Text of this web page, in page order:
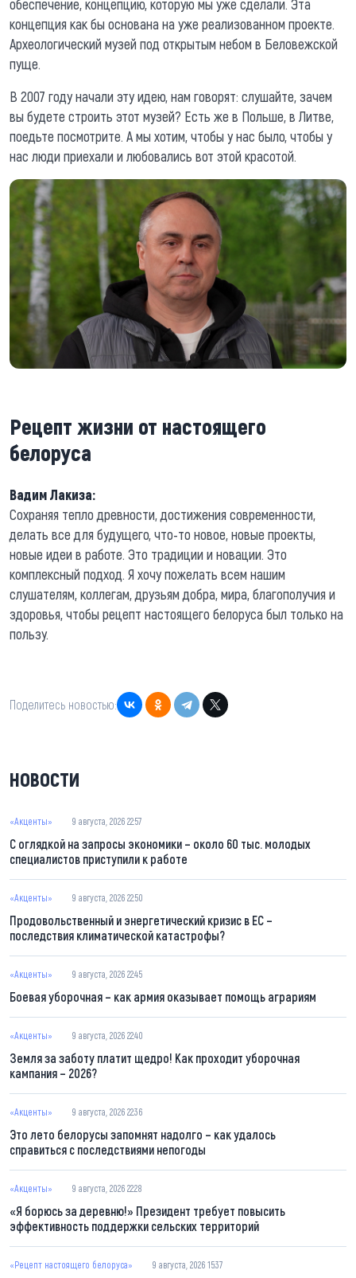
обеспечение, концепцию, которую мы уже сделали. Эта
концепция как бы основана на уже реализованном проекте.
Археологический музей под открытым небом в Беловежской
пуще.
В 2007 году начали эту идею, нам говорят: слушайте, зачем
вы будете строить этот музей? Есть же в Польше, в Литве,
поедьте посмотрите. А мы хотим, чтобы у нас было, чтобы у
нас люди приехали и любовались вот этой красотой.
Рецепт жизни от настоящего
белоруса
Вадим Лакиза:
Сохраняя тепло древности, достижения современности,
делать все для будущего, что-то новое, новые проекты,
новые идеи в работе. Это традиции и новации. Это
комплексный подход. Я хочу пожелать всем нашим
слушателям, коллегам, друзьям добра, мира, благополучия и
здоровья, чтобы рецепт настоящего белоруса был только на
пользу.
Поделитесь новостью:
НОВОСТИ
«Акценты» 9 августа, 2026 22:57
С оглядкой на запросы экономики – около 60 тыс. молодых
специалистов приступили к работе
«Акценты» 9 августа, 2026 22:50
Продовольственный и энергетический кризис в ЕС –
последствия климатической катастрофы?
«Акценты» 9 августа, 2026 22:45
Боевая уборочная – как армия оказывает помощь аграриям
«Акценты» 9 августа, 2026 22:40
Земля за заботу платит щедро! Как проходит уборочная
кампания – 2026?
«Акценты» 9 августа, 2026 22:36
Это лето белорусы запомнят надолго – как удалось
справиться с последствиями непогоды
«Акценты» 9 августа, 2026 22:28
«Я борюсь за деревню!» Президент требует повысить
эффективность поддержки сельских территорий
«Рецепт настоящего белоруса» 9 августа, 2026 15:37